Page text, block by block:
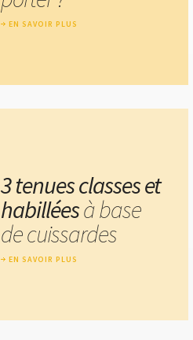
EN SAVOIR PLUS
3 tenues classes et
habilléesà base
de cuissardes
EN SAVOIR PLUS